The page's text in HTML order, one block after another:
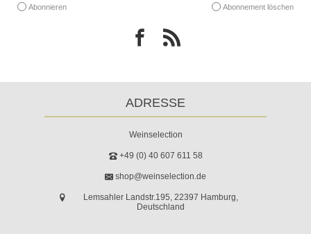
Abonnieren Abonnement löschen
ADRESSE
Weinselection
+49 (0) 40 607 611 58
shop@weinselection.de
Lemsahler Landstr.195, 22397 Hamburg,
Deutschland